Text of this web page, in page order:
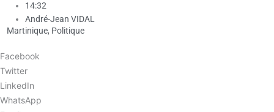
14:32
André-Jean VIDAL
Martinique, Politique
Facebook
Twitter
LinkedIn
WhatsApp